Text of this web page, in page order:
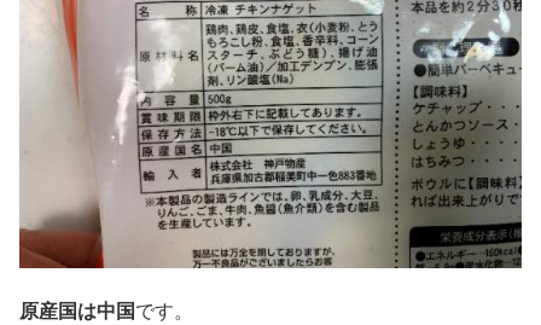
原産国は中国です。